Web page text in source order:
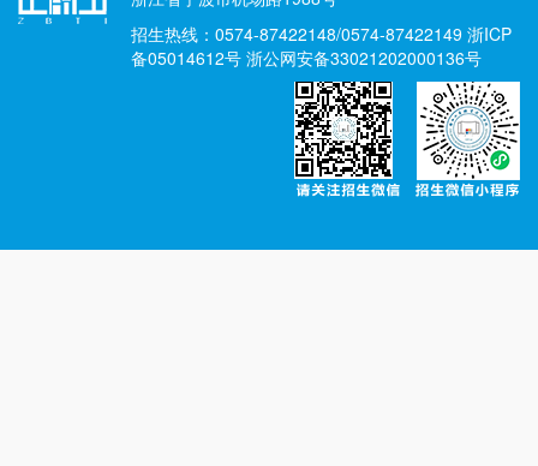
招生热线：0574-87422148/0574-87422149 浙ICP
备05014612号 浙公网安备33021202000136号